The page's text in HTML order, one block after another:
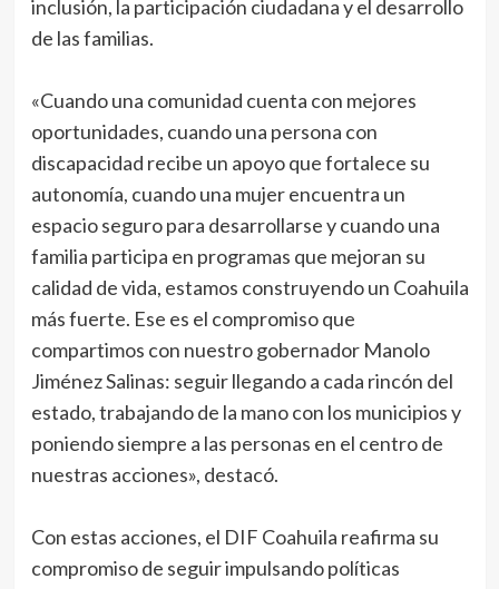
inclusión, la participación ciudadana y el desarrollo
de las familias.
«Cuando una comunidad cuenta con mejores
oportunidades, cuando una persona con
discapacidad recibe un apoyo que fortalece su
autonomía, cuando una mujer encuentra un
espacio seguro para desarrollarse y cuando una
familia participa en programas que mejoran su
calidad de vida, estamos construyendo un Coahuila
más fuerte. Ese es el compromiso que
compartimos con nuestro gobernador Manolo
Jiménez Salinas: seguir llegando a cada rincón del
estado, trabajando de la mano con los municipios y
poniendo siempre a las personas en el centro de
nuestras acciones», destacó.
Con estas acciones, el DIF Coahuila reafirma su
compromiso de seguir impulsando políticas